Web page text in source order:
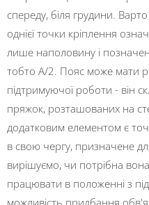
спереду, біля грудини.
однієї точки кріплення
лише наполовину і
тобто А/2. Пояс може мати
підтримуючої роботи - він
пряжок, розташованих на
додатковим елементом є
в свою чергу, призначене
вирішуємо, чи потрібна
працювати в положенні з
можливість придбання